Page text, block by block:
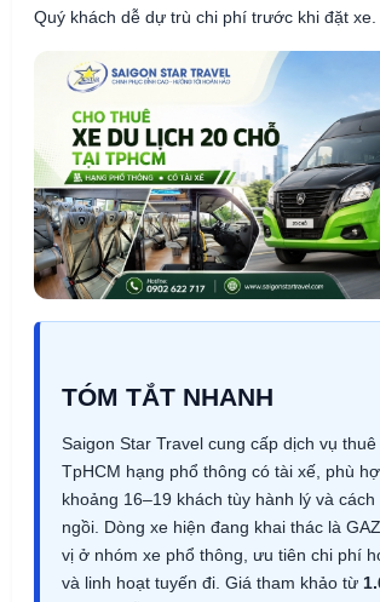
Quý khách dễ dự trù chi phí trước khi đặt xe.
TÓM TẮT NHANH
Saigon Star Travel cung cấp dịch vụ
TpHCM hạng phổ thông có tài xế, phù
khoảng 16–19 khách tùy hành lý và
ngồi. Dòng xe hiện đang khai thác là
vị ở nhóm xe phổ thông, ưu tiên chi phí
và linh hoạt tuyến đi. Giá tham khảo từ